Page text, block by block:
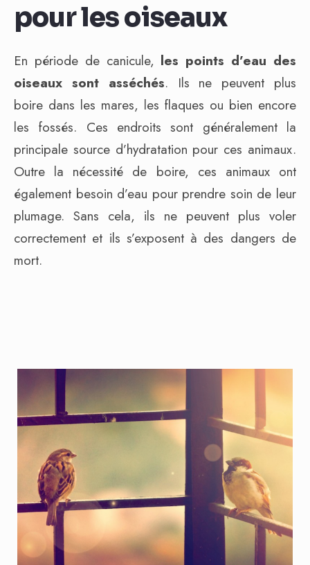
pour les oiseaux
En période de canicule, les points d’eau des
oiseaux sont asséchés. Ils ne peuvent plus
boire dans les mares, les flaques ou bien encore
les fossés. Ces endroits sont généralement la
principale source d’hydratation pour ces animaux.
Outre la nécessité de boire, ces animaux ont
également besoin d’eau pour prendre soin de leur
plumage. Sans cela, ils ne peuvent plus voler
correctement et ils s’exposent à des dangers de
mort.